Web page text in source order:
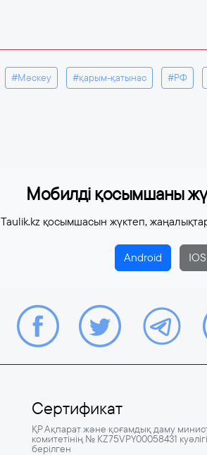
#Мәскеу #қарым-қатынас #РФ
Мобилді қосымшаны
Taulik.kz қосымшасын жүктеп,
Android IOS
Сертификат
ҚР Ақпарат және қоғамдық даму
комитетінің № KZ75VPY00058431
берілген